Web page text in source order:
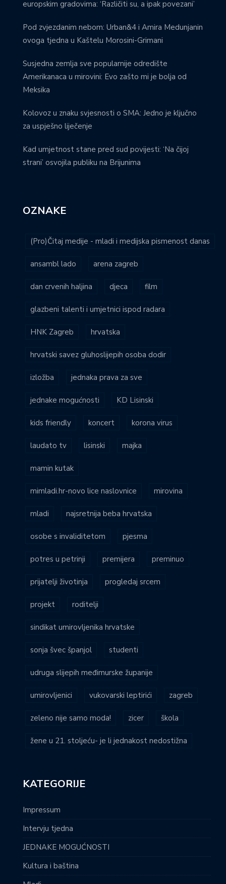
europskim gradovima: ‘Različiti su, a ipak povezani’
Pod zvjezdanim nebom: Urban&4 i Amira Medunjanin
ovoga tjedna u Kaštelu Morosini-Grimani
Susjedna zemlja sve popularnije odredište
Amerikanaca u mirovini: Evo zašto mi je bolja od
Meksika
Kolovoz u znaku svjesnosti o SMA: Jedno je ključno
za uspješno liječenje
Kad umjetnost stane pred sud povijesti: ‘Na čijoj
strani’ osvojila publiku na Brijunima
OZNAKE
(Pro)Čitaj medije - mladi i medijska pismenost danas
ansambl lado arena zagreb
dan crvenih haljina djeca film
glazbeni talenti i umjetnici ispod radara
HNK Zagreb hrvatska
hrvatski savez gluhoslijepih osoba dodir
izložba jednaka prava za sve
jednake mogućnosti KD Lisinski
kids friendly koncert korona virus
laudato tv lisinski majka
mamin kutak
mimladi.hr-novo lice naslovnice mirovina
mladi najsretnija beba hrvatska
osobe s invaliditetom pjesma
potres u petrinji premijera preminuo
prijatelji životinja progledaj srcem
projekt roditelji
sindikat umirovljenika hrvatske
sonja švec španjol studenti
udruga slijepih međimurske županije
umirovljenici vukovarski leptirići zagreb
zeleno nije samo moda! zicer škola
žene u 21. stoljeću- je li jednakost nedostižna
KATEGORIJE
Impressum
Intervju tjedna
JEDNAKE MOGUĆNOSTI
Kultura i baština